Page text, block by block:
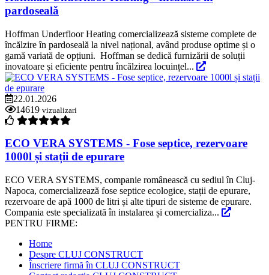
pardoseală
Hoffman Underfloor Heating comercializează sisteme complete de
încălzire în pardoseală la nivel național, având produse optime și o
gamă variată de opțiuni. Hoffman se dedică furnizării de soluții
inovatoare și eficiente pentru încălzirea locuințel...
22.01.2026
14619 vizualizari
ECO VERA SYSTEMS - Fose septice, rezervoare
1000l și stații de epurare
ECO VERA SYSTEMS, companie românească cu sediul în Cluj-
Napoca, comercializează fose septice ecologice, stații de epurare,
rezervoare de apă 1000 de litri și alte tipuri de sisteme de epurare.
Compania este specializată în instalarea și comercializa...
PENTRU FIRME:
Home
Despre CLUJ CONSTRUCT
Înscriere firmă în CLUJ CONSTRUCT